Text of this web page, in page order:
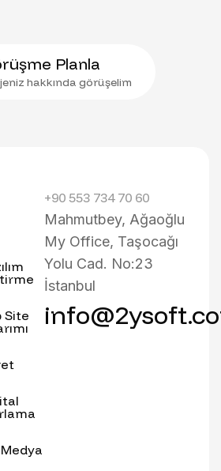
Planla
hakkında görüşelim
Site
+90 553 734 70 60
Mahmutbey, Ağaoğlu
My Office, Taşocağı
Yolu Cad. No:23
İstanbul